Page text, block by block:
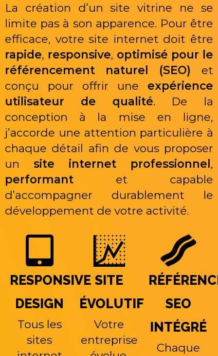
La création d’un site vitrine ne se
limite pas à son apparence. Pour être
efficace, votre site internet doit être
rapide, responsive, optimisé pour le
référencement naturel (SEO) et
conçu pour offrir une expérience
utilisateur de qualité. De la
conception à la mise en ligne,
j’accorde une attention particulière à
chaque détail afin de vous proposer
un site internet professionnel,
performant et capable
d’accompagner durablement le
développement de votre activité.
RESPONSIVE
DESIGN
Tous les
sites
SITE
ÉVOLUTIF
Votre
entreprise
SEO
INTÉGRÉ
Chaque